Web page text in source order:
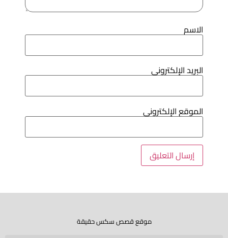
الإلكتروني
الإلكتروني
موقع قصص سكس حقيقة